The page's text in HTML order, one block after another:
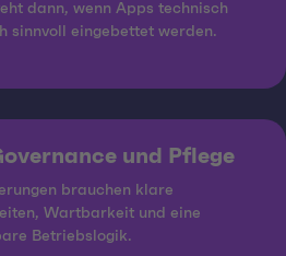
dann, wenn Apps technisch
sinnvoll eingebettet werden.
und Pflege
brauchen klare
Wartbarkeit und eine
Betriebslogik.